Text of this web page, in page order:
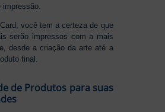
impressão.
você tem a certeza de que
serão impressos com a mais
desde a criação da arte até a
final.
de Produtos para suas